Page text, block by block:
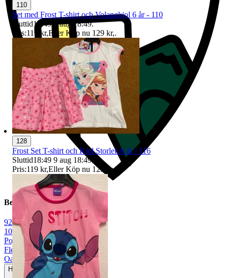
Beskrivning
92|
104
Pojke |
Flerfärgad|
Oanvänt
Helt ny och aldrig använd
110
Set med Frost T-shirt och Volangkjol 6 år - 110
Sluttid18:49 9 aug 18:49.
Pris:119 kr,Eller Köp nu 129 kr,.
128
Frost Set T-shirt och Kjol Storlek 8 år / 116
Sluttid18:49 9 aug 18:49.
Pris:119 kr,Eller Köp nu 129 kr,.